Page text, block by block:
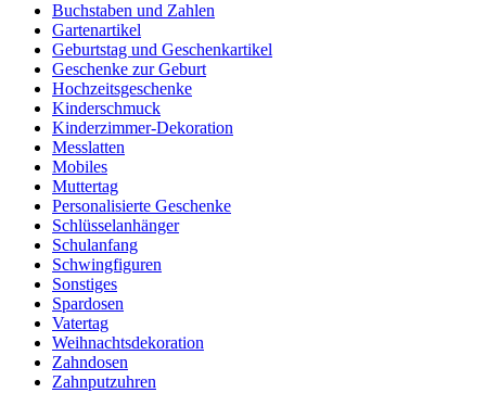
Buchstaben und Zahlen
Gartenartikel
Geburtstag und Geschenkartikel
Geschenke zur Geburt
Hochzeitsgeschenke
Kinderschmuck
Kinderzimmer-Dekoration
Messlatten
Mobiles
Muttertag
Personalisierte Geschenke
Schlüsselanhänger
Schulanfang
Schwingfiguren
Sonstiges
Spardosen
Vatertag
Weihnachtsdekoration
Zahndosen
Zahnputzuhren